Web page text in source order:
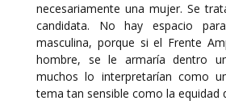
necesariamente una mujer. Se
candidata. No hay espacio
masculina, porque si el Frente
hombre, se le armaría dentro
muchos lo interpretarían como
tema tan sensible como la equidad